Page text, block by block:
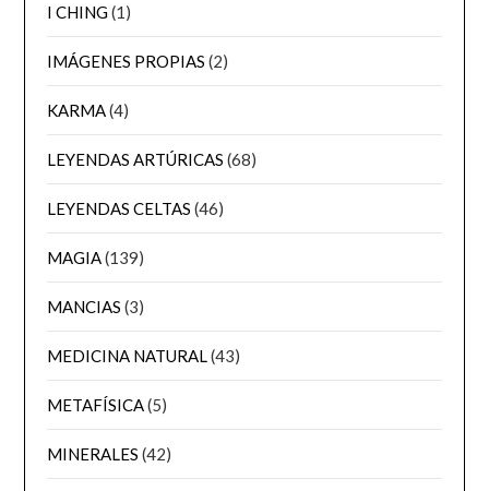
I CHING(1)
IMÁGENES PROPIAS (2)
KARMA(4)
LEYENDAS ARTÚRICAS (68)
LEYENDAS CELTAS (46)
MAGIA(139)
MANCIAS (3)
MEDICINA NATURAL(43)
METAFÍSICA(5)
MINERALES (42)